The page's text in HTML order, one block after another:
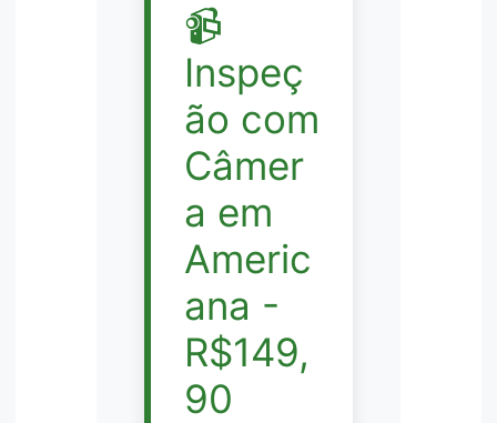
📹
Inspeç
ão com
Câmer
a em
Americ
ana -
R$149,
90